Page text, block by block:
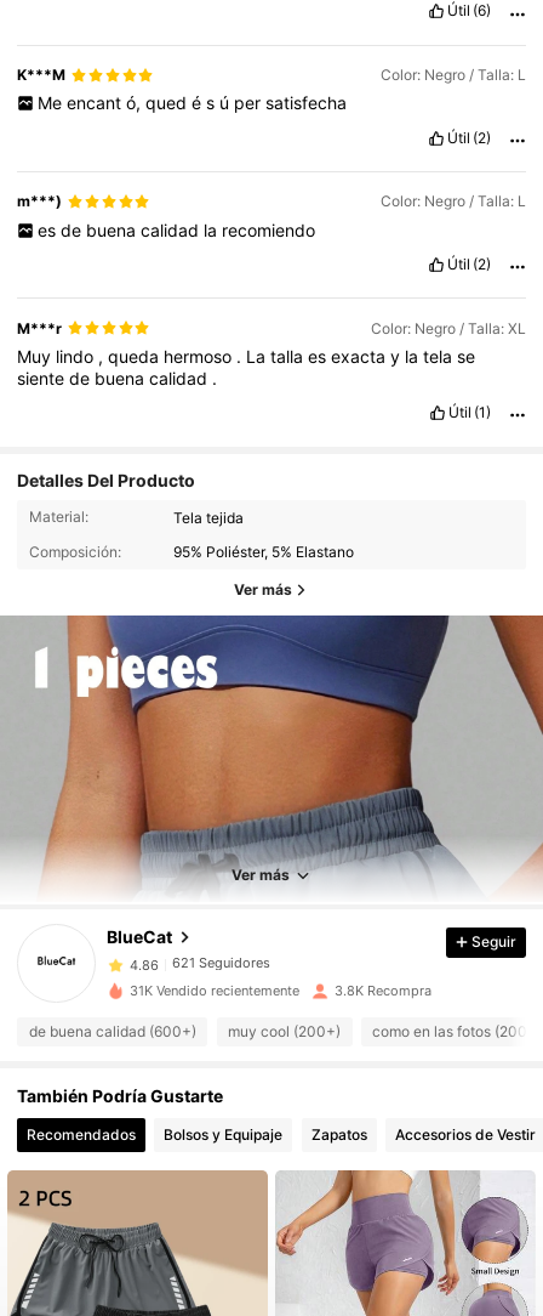
Útil (6)
K***M Color: Negro / Talla: L
Me encant ó, qued é s ú per satisfecha
Útil (2)
m***) Color: Negro / Talla: L
es de buena calidad la recomiendo
Útil (2)
M***r Color: Negro / Talla: XL
Muy lindo ,queda hermoso . Latallaesexactay latelase
sientede buenacalidad .
Útil (1)
Detalles Del Producto
Material:
Tela tejida
Composición:
95% Poliéster, 5% Elastano
Ver más
Ver más
BlueCat
4.86 621 Seguidores
4.86 621 Seguidores
4.86 621 Seguidores
4.86
4.86 621 Seguidores
621 Seguidores
4.86 621 Seguidores
4.86
4.86
Seguir
31K Vendido recientemente 3.8K Recompra
de buena calidad (600+) muy cool (200+) como en las fotos (200+)
También Podría Gustarte
Recomendados Bolsos y Equipaje Zapatos Accesorios de Vestir